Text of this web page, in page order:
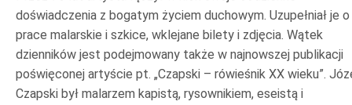
doświadczenia z bogatym życiem duchowym. Uzupełniał je o
prace malarskie i szkice, wklejane bilety i zdjęcia. Wątek
dzienników jest podejmowany także w najnowszej publikacji
poświęconej artyście pt. „Czapski – rówieśnik XX wieku”.
Czapski był malarzem kapistą, rysownikiem, eseistą i